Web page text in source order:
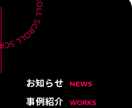
お知らせ NEWS
事例紹介 WORKS